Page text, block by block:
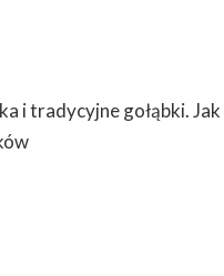
i tradycyjne gołąbki.